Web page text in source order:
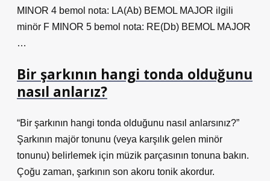
MINOR 4 bemol nota: LA(Ab) BEMOL MAJOR ilgili
minör F MINOR 5 bemol nota: RE(Db) BEMOL MAJOR
…
Bir şarkının hangi tonda olduğunu
nasıl anlarız?
“Bir şarkının hangi tonda olduğunu nasıl anlarsınız?”
Şarkının majör tonunu (veya karşılık gelen minör
tonunu) belirlemek için müzik parçasının tonuna bakın.
Çoğu zaman, şarkının son akoru tonik akordur.